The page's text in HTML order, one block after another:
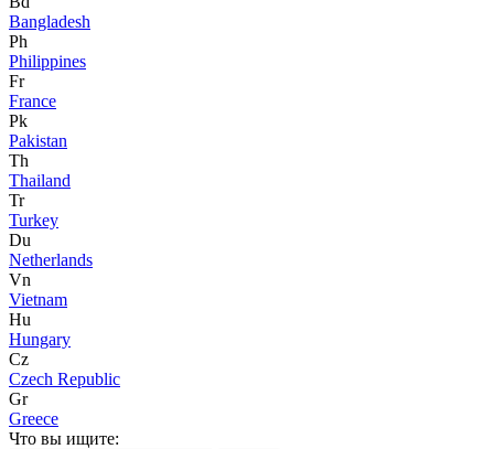
Bangladesh
Ph
Philippines
Fr
France
Pk
Pakistan
Th
Thailand
Tr
Turkey
Du
Netherlands
Vn
Vietnam
Hu
Hungary
Cz
Czech Republic
Gr
Greece
Что вы ищите: